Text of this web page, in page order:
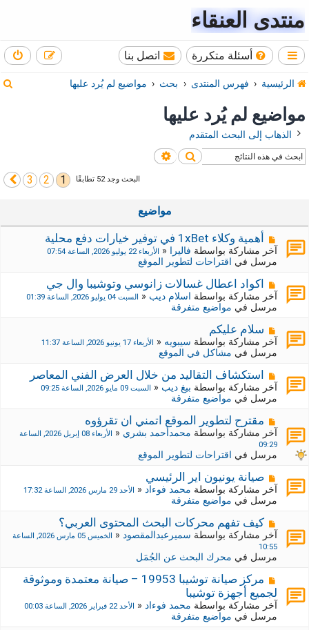
منتدى العنقاء
أسئلة متكررة اتصل بنا
الرئيسية فهرس المنتدى بحث مواضيع لم يُرد عليها
ب
مواضيع لم يُرد عليها
الذهاب إلى البحث المتقدم
بحث بحث متقدم
البحث وجد 52 تطابقًا 1
2
3التالي
مواضيع
م
ش
ر
ك
ة
ج
د
د
ة
أهمية وكلاء 1xBet في توفير خيارات دفع محلية
آخر مشاركة بواسطة فاليرا « الأربعاء 22 يوليو 2026, الساعة 07:54
مرسل في اقتراحات لتطوير الموقع
م
ش
ر
ك
ة
ج
د
د
ة
اكواد اعطال غسالات زانوسي وتوشيبا وال جي
آخر مشاركة بواسطة اسلام ديب« السبت 04 يوليو 2026, الساعة 01:39
مرسل في مواضيع متفرقة
م
ش
ر
ك
ة
ج
د
د
ة
سلام عليكم
آخر مشاركة بواسطة سيبويه« الأربعاء 17 يونيو 2026, الساعة 11:37
مرسل في مشاكل في الموقع
م
ش
ر
ك
ة
ج
د
ي
ة
استكشاف التقاليد من خلال العرض الفني المعاصر
آخر مشاركة بواسطة بيغ ديب« السبت 09 مايو 2026, الساعة 09:25
مرسل في مواضيع متفرقة
م
ش
ا
ك
ة
ج
د
ي
ة
مقترح لتطوير الموقع اتمني ان تقرؤوه
آخر مشاركة بواسطة محمدأحمد بشري«
الأربعاء 08 إبريل 2026, الساعة
09:29
مرسل في اقتراحات لتطوير الموقع
م
ش
ر
ك
ة
ج
د
ي
ة
صيانة يونيون اير الرئيسي
آخر مشاركة بواسطة محمد فوءاد« الأحد 29 مارس 2026, الساعة 17:32
مرسل في مواضيع متفرقة
م
ش
ا
ك
ة
ج
د
ي
د
كيف تفهم محركات البحث المحتوى العربي؟
آخر مشاركة بواسطة سميرعبدالمقصود«
الخميس 05 مارس 2026, الساعة
10:55
مرسل في محرك البحث عن الجُمَل
م
ش
ا
ر
ك
مركز صيانة توشيبا 19953 – صيانة معتمدة وموثوقة
لجميع أجهزة توشيبا
آخر مشاركة بواسطة محمد فوءاد« الأحد 22 فبراير 2026, الساعة 00:03
مرسل في مواضيع متفرقة